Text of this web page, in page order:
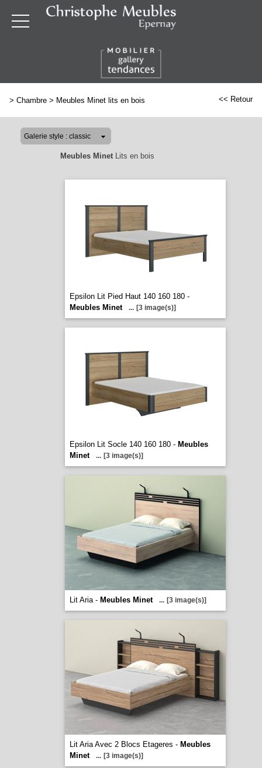
> Chambre > Meubles Minet lits en bois << Retour
Meubles MinetLits en bois
Epsilon Lit Pied Haut 140 160 180 -
Meubles Minet
... [3 image(s)]
Epsilon Lit Socle 140 160 180 - Meubles
Minet
... [3 image(s)]
Lit Aria - Meubles Minet ... [3 image(s)]
Lit Aria Avec 2 Blocs Etageres - Meubles
Minet
... [3 image(s)]